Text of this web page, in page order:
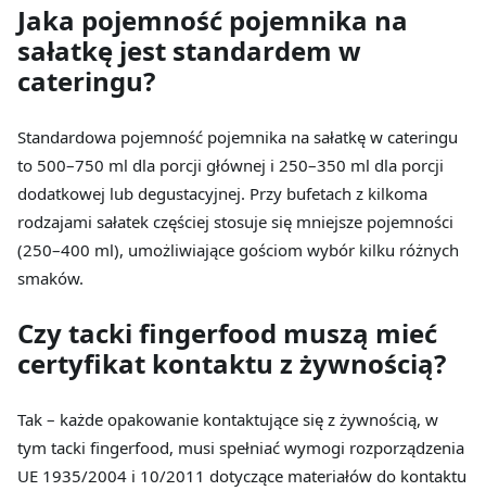
Jaka pojemność pojemnika na
sałatkę jest standardem w
cateringu?
Standardowa pojemność pojemnika na sałatkę w cateringu
to 500–750 ml dla porcji głównej i 250–350 ml dla porcji
dodatkowej lub degustacyjnej. Przy bufetach z kilkoma
rodzajami sałatek częściej stosuje się mniejsze pojemności
(250–400 ml), umożliwiające gościom wybór kilku różnych
smaków.
Czy tacki fingerfood muszą mieć
certyfikat kontaktu z żywnością?
Tak – każde opakowanie kontaktujące się z żywnością, w
tym tacki fingerfood, musi spełniać wymogi rozporządzenia
UE 1935/2004 i 10/2011 dotyczące materiałów do kontaktu